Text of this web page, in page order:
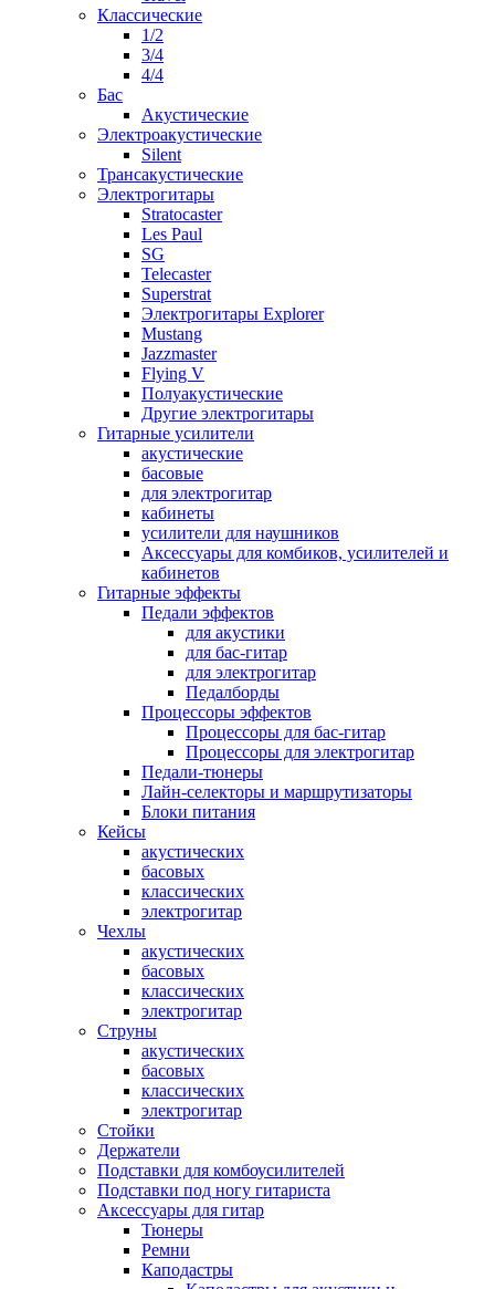
Классические
1/2
3/4
4/4
Бас
Акустические
Электроакустические
Silent
Трансакустические
Электрогитары
Stratocaster
Les Paul
SG
Telecaster
Superstrat
Электрогитары Explorer
Mustang
Jazzmaster
Flying V
Полуакустические
Другие электрогитары
Гитарные усилители
акустические
басовые
для электрогитар
кабинеты
усилители для наушников
Аксессуары для комбиков, усилителей и
кабинетов
Гитарные эффекты
Педали эффектов
для акустики
для бас-гитар
для электрогитар
Педалборды
Процессоры эффектов
Процессоры для бас-гитар
Процессоры для электрогитар
Педали-тюнеры
Лайн-селекторы и маршрутизаторы
Блоки питания
Кейсы
акустических
басовых
классических
электрогитар
Чехлы
акустических
басовых
классических
электрогитар
Струны
акустических
басовых
классических
электрогитар
Стойки
Держатели
Подставки для комбоусилителей
Подставки под ногу гитариста
Аксессуары для гитар
Тюнеры
Ремни
Каподастры